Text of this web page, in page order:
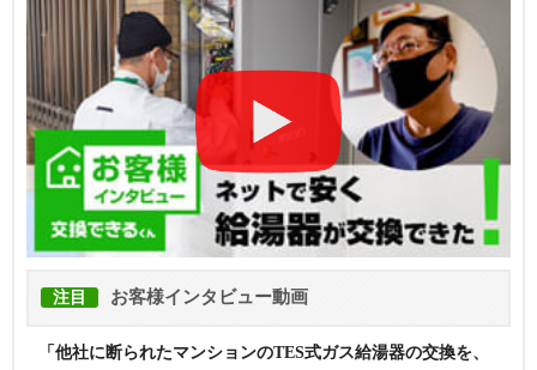
注目 お客様インタビュー動画
「他社に断られたマンションのTES式ガス給湯器の交換を、